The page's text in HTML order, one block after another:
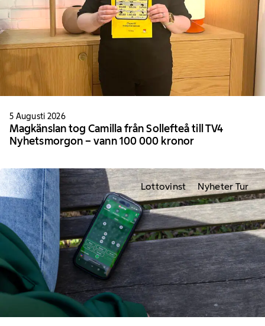
5 Augusti 2026
Magkänslan tog Camilla från Sollefteå till TV4
Nyhetsmorgon – vann 100 000 kronor
Lottovinst Nyheter Tur